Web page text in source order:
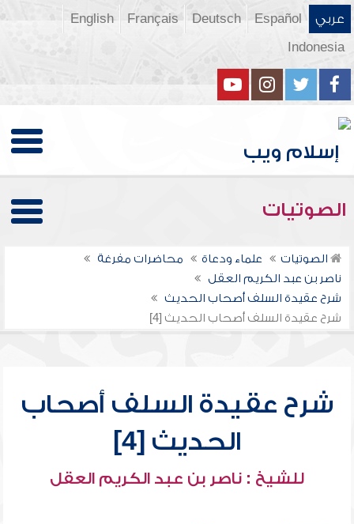
عربي Español
Deutsch
Français
English
Indonesia
الصوتيات
الصوتيات علماء ودعاة
محاضرات مفرغة
ناصر بن عبد الكريم العقل
شرح عقيدة السلف أصحاب الحديث
شرح عقيدة السلف أصحاب الحديث [4]
شرح عقيدة السلف أصحاب
الحديث [4]
للشيخ : ناصر بن عبد الكريم العقل